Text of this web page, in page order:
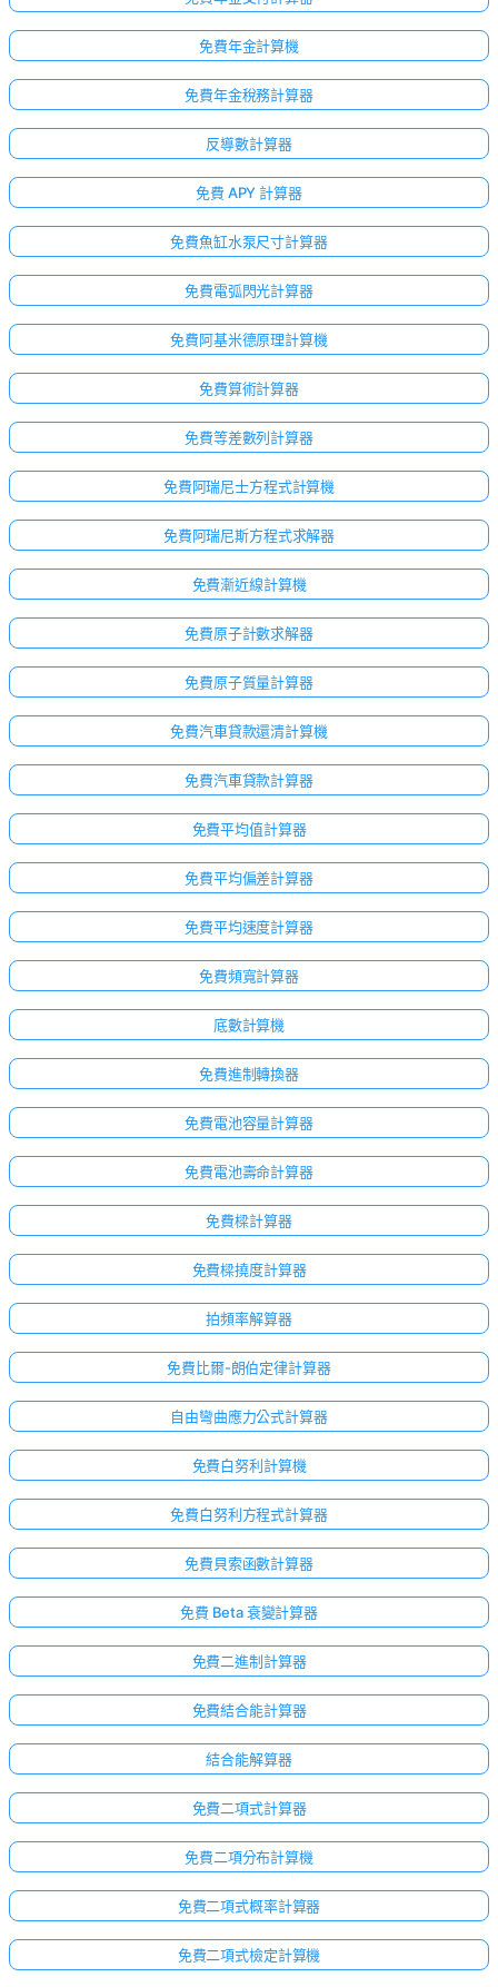
免費年金計算機
免費年金稅務計算器
反導數計算器
免費 APY 計算器
免費魚缸水泵尺寸計算器
免費電弧閃光計算器
免費阿基米德原理計算機
免費算術計算器
免費等差數列計算器
免費阿瑞尼士方程式計算機
免費阿瑞尼斯方程式求解器
免費漸近線計算機
免費原子計數求解器
免費原子質量計算器
免費汽車貸款還清計算機
免費汽車貸款計算器
免費平均值計算器
免費平均偏差計算器
免費平均速度計算器
免費頻寬計算器
底數計算機
免費進制轉換器
免費電池容量計算器
免費電池壽命計算器
免費樑計算器
免費樑撓度計算器
拍頻率解算器
免費比爾-朗伯定律計算器
自由彎曲應力公式計算器
免費白努利計算機
免費白努利方程式計算器
免費貝索函數計算器
免費 Beta 衰變計算器
免費二進制計算器
免費結合能計算器
結合能解算器
免費二項式計算器
免費二項分布計算機
免費二項式概率計算器
免費二項式檢定計算機